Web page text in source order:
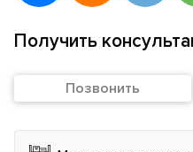
Получить
Позвонить